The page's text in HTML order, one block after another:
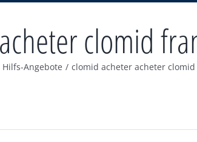
clomid
Hilfs-Angebote / clomid acheter acheter